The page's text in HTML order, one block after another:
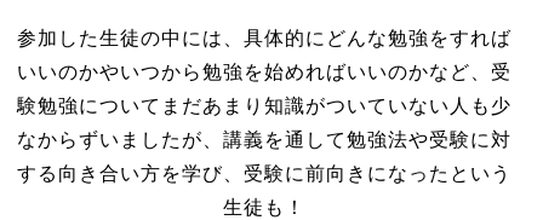
参加した生徒の中には、具体的にどんな勉強をすれば
いいのかやいつから勉強を始めればいいのかなど、受
験勉強についてまだあまり知識がついていない人も少
なからずいましたが、講義を通して勉強法や受験に対
する向き合い方を学び、受験に前向きになったという
生徒も！